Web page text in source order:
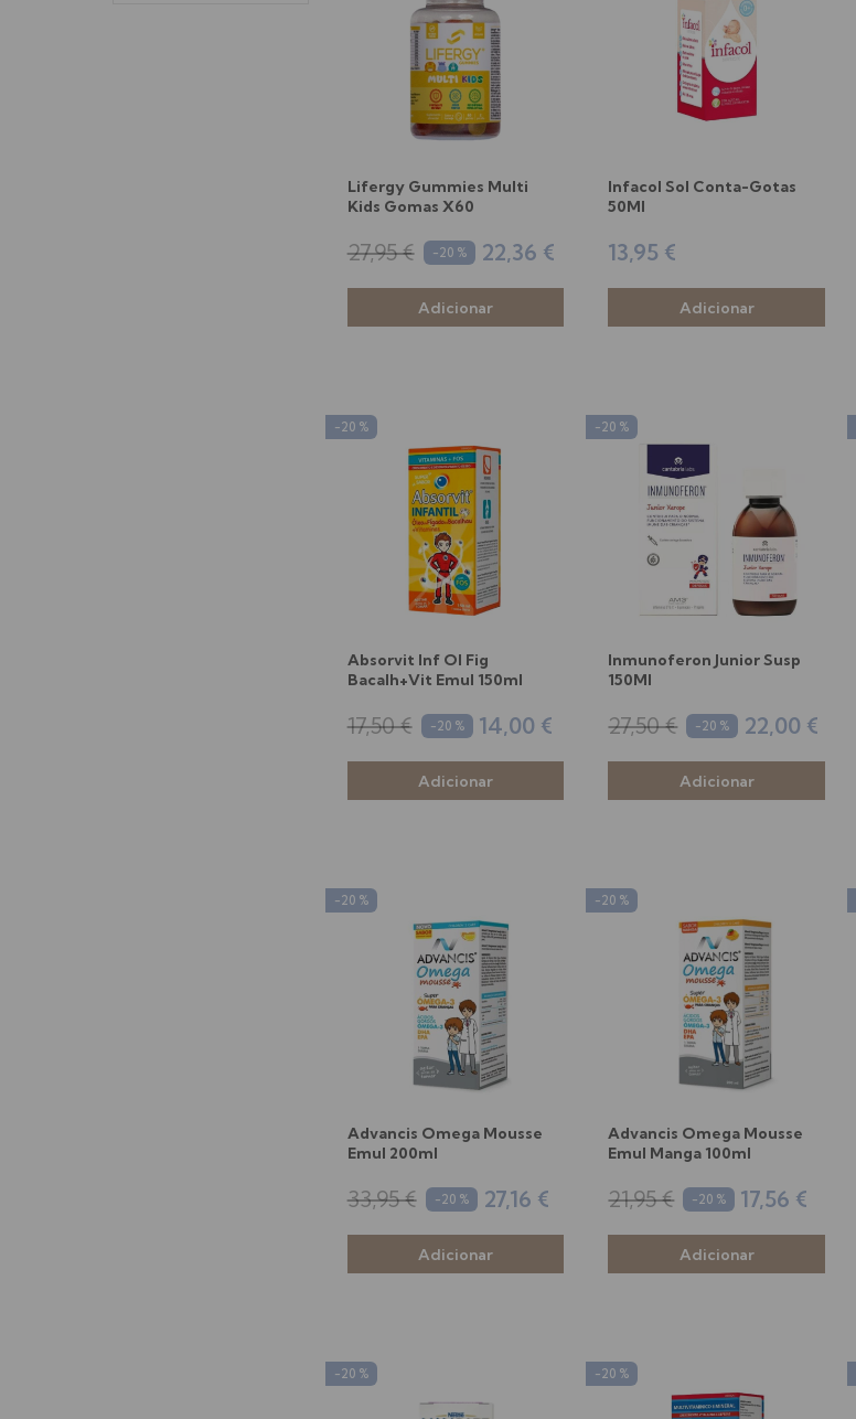
Lifergy Gummies Multi
Kids Gomas X60
27,95 € -20 % 22,36 €
Infacol Sol Conta-Gotas
50Ml
13,95 €
-20 %
Absorvit Inf Ol Fig
Bacalh+Vit Emul 150ml
17,50 € -20 % 14,00 €
-20 %
Inmunoferon Junior Susp
150Ml
27,50 € -20 % 22,00 €
-20 %
Advancis Omega Mousse
Emul 200ml
33,95 € -20 % 27,16 €
-20 %
Advancis Omega Mousse
Emul Manga 100ml
21,95 € -20 % 17,56 €
-20 % -20 %